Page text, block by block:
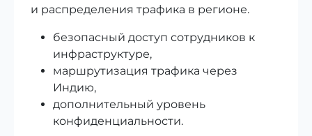
и распределения трафика в регионе.
безопасный доступ сотрудников к
инфраструктуре,
маршрутизация трафика через
Индию,
дополнительный уровень
конфиденциальности.